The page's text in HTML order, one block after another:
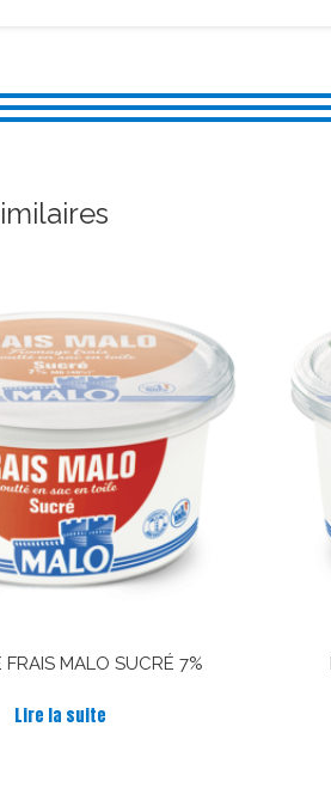
FRAIS MALO SUCRÉ 7%
Lire la suite